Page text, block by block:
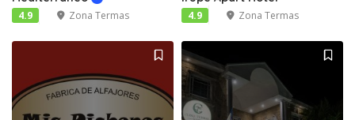
4.9 Zona Termas 4.9 Zona Termas